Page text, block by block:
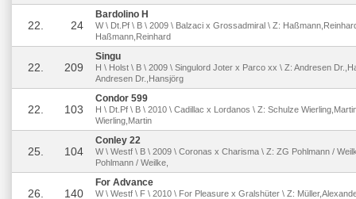
22. 24
Bardolino H
W \ Dt.Pf \ B \ 2009 \ Balzaci x Grossadmiral \ Z:
Haßmann,Reinhard
22. 209
Singu
H \ Holst \ B \ 2009 \ Singulord Joter x Parco xx \ Z: Andresen
Andresen Dr.,Hansjörg
22. 103
Condor 599
H \ Dt.Pf \ B \ 2010 \ Cadillac x Lordanos \ Z: Schulze
Wierling,Martin
25. 104
Conley 22
W \ Westf \ B \ 2009 \ Coronas x Charisma \ Z: ZG Pohlmann /
Pohlmann / Weilke,
26. 140
For Advance
W \ Westf \ F \ 2010 \ For Pleasure x Gralshüter \ Z: